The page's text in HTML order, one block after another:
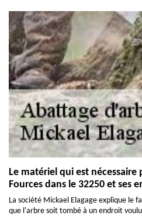
Le matériel qui est
Fources dans le 32250 et ses
La société Mickael Elagage explique le
que l'arbre soit tombé à un endroit